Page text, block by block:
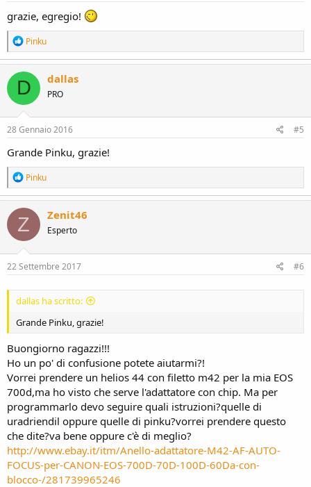
grazie, egregio!
R
e
a
c
t
i
o
n
s
Pinku
D dallas
PRO
28 Gennaio 2016 #5
Grande Pinku, grazie!
R
e
a
c
t
i
o
n
s
Pinku
Z Zenit46
Esperto
22 Settembre 2017 #6
dallas ha scritto:
Grande Pinku, grazie!
Buongiorno ragazzi!!!
Ho un po' di confusione potete aiutarmi?!
Vorrei prendere un helios 44 con filetto m42 per la mia EOS
700d,ma ho visto che serve l'adattatore con chip. Ma per
programmarlo devo seguire quali istruzioni?quelle di
uradriendil oppure quelle di pinku?vorrei prendere questo
che dite?va bene oppure c'è di meglio?
http://www.ebay.it/itm/Anello-adattatore-M42-AF-AUTO-
FOCUS-per-CANON-EOS-700D-70D-100D-60Da-con-
blocco-/281739965246